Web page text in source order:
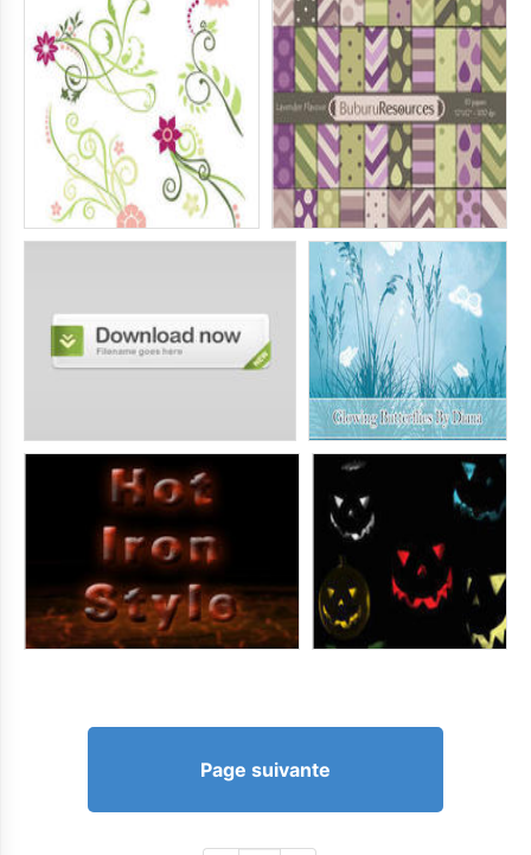
Page suivante